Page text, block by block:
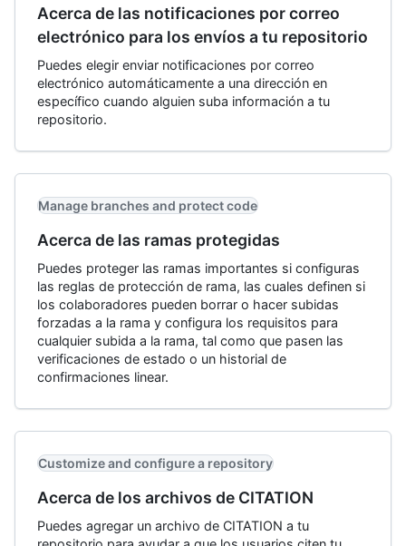
Acerca de las notificaciones por correo
electrónico para los envíos a tu repositorio
Puedes elegir enviar notificaciones por correo
electrónico automáticamente a una dirección en
específico cuando alguien suba información a tu
repositorio.
Manage branches and protect code
Acerca de las ramas protegidas
Puedes proteger las ramas importantes si configuras
las reglas de protección de rama, las cuales definen si
los colaboradores pueden borrar o hacer subidas
forzadas a la rama y configura los requisitos para
cualquier subida a la rama, tal como que pasen las
verificaciones de estado o un historial de
confirmaciones linear.
Customize and configure a repository
Acerca de los archivos de CITATION
Puedes agregar un archivo de CITATION a tu